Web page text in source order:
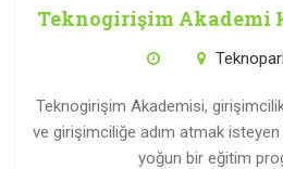
Teknogirişim Akademi
Teknogirişim Akademisi,
ve girişimciliğe adım atmak isteyen
yoğun bir eğitim